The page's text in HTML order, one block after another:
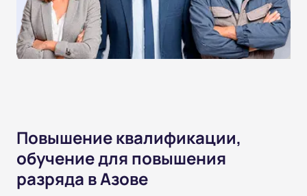
Повышение квалификации,
обучение для повышения
разряда в Азове